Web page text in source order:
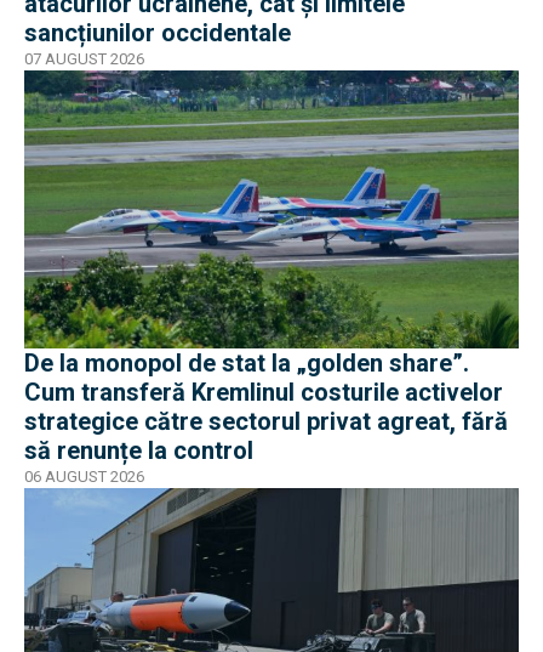
sancțiunilor occidentale
07 AUGUST 2026
De la monopol de stat la „golden share”.
Cum transferă Kremlinul costurile activelor
strategice către sectorul privat agreat, fără
să renunțe la control
06 AUGUST 2026